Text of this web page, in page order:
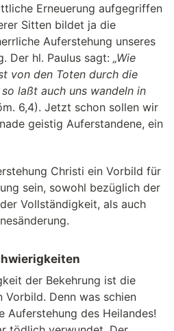
Erneuerung aufgegriffen
Sitten bildet ja die
Auferstehung unseres
Der hl. Paulus sagt: „Wie
von den Toten durch die
laßt auch uns wandeln in
6,4). Jetzt schon sollen wir
geistig Auferstandene, ein
Christi ein Vorbild für
sein, sowohl bezüglich der
Vollständigkeit, als auch
der Bekehrung ist die
Vorbild. Denn was schien
Auferstehung des Heilandes!